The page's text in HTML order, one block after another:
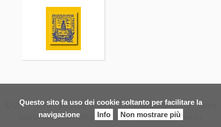
Questo sito fa uso dei cookie soltanto per facilitare la
navigazione
Info Non mostrare più
© 2026 Zona Pastorale di Mezzolombardo Parrocchia Santa
Maria Assunta – Mezzocorona Arcidiocesi di Trento